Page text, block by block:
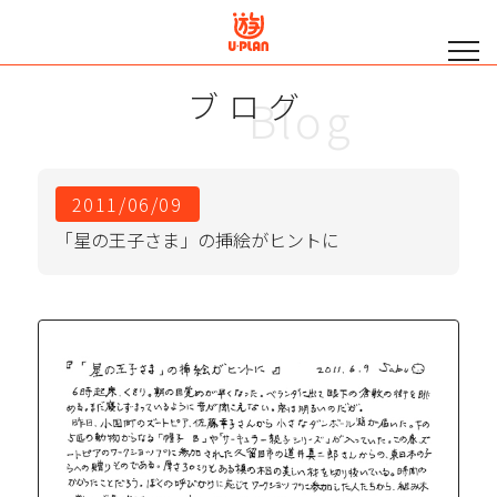
Blog
ブログ
2011/06/09
「星の王子さま」の挿絵がヒントに